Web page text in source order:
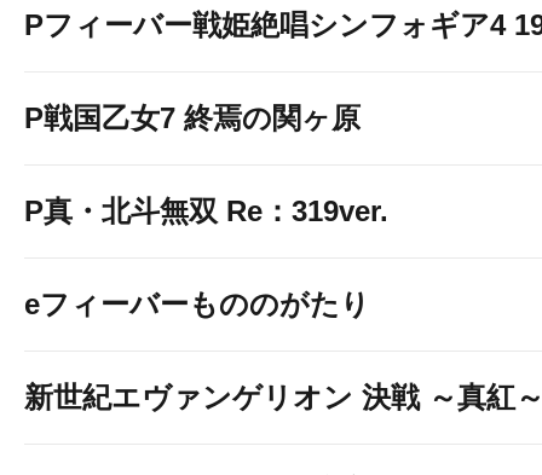
Pフィーバー戦姫絶唱シンフォギア4
P戦国乙女7 終焉の関ヶ原
P真・北斗無双 Re：319ver.
eフィーバーもののがたり
新世紀エヴァンゲリオン 決戦 ～真紅